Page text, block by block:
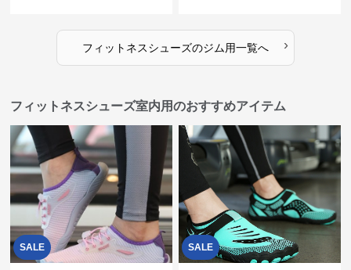
フィットネスシューズのジム用一覧へ ›
フィットネスシューズ室内用のおすすめアイテム
SALE SALE